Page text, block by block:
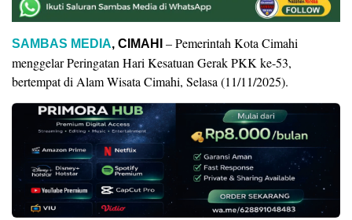
SAMBAS MEDIA, CIMAHI – Pemerintah Kota Cimahi
menggelar Peringatan Hari Kesatuan Gerak PKK ke-53,
bertempat di Alam Wisata Cimahi, Selasa (11/11/2025).